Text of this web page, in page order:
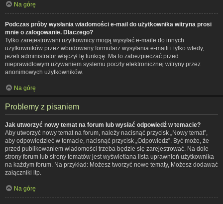
Na górę
Podczas próby wysłania wiadomości e-mail do użytkownika witryna prosi
mnie o zalogowanie. Dlaczego?
Tylko zarejestrowani użytkownicy mogą wysyłać e-maile do innych
użytkowników przez wbudowany formularz wysyłania e-maili i tylko wtedy,
jeżeli administrator włączył tę funkcję. Ma to zabezpieczać przed
nieprawidłowym używaniem systemu poczty elektronicznej witryny przez
anonimowych użytkowników.
Na górę
Problemy z pisaniem
Jak utworzyć nowy temat na forum lub wysłać odpowiedź w temacie?
Aby utworzyć nowy temat na forum, należy nacisnąć przycisk „Nowy temat”,
aby odpowiedzieć w temacie, nacisnąć przycisk „Odpowiedz”. Być może, że
przed publikowaniem wiadomości trzeba będzie się zarejestrować. Na dole
strony forum lub strony tematów jest wyświetlana lista uprawnień użytkownika
na każdym forum. Na przykład: Możesz tworzyć nowe tematy, Możesz dodawać
załączniki itp.
Na górę